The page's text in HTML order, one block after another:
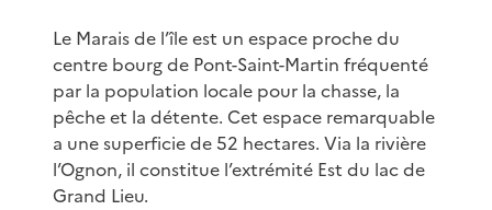
Le Marais de l’île est un espace proche du
centre bourg de Pont-Saint-Martin fréquenté
par la population locale pour la chasse, la
pêche et la détente. Cet espace remarquable
a une superficie de 52 hectares. Via la rivière
l’Ognon, il constitue l’extrémité Est du lac de
Grand Lieu.